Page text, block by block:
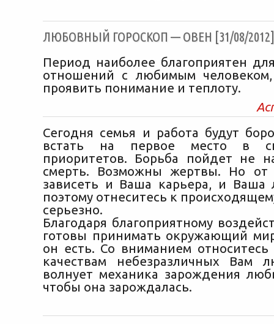
ЛЮБОВНЫЙ ГОРОСКОП — ОВЕН [31/08/2012]
Период наиболее благоприятен
отношений с любимым человеком,
проявить понимание и теплоту.
Сегодня семья и работа будут
встать на первое место в
приоритетов. Борьба пойдет не
смерть. Возможны жертвы. Но от
зависеть и Ваша карьера, и Ваша
поэтому отнеситесь к
серьезно.
Благодаря благоприятному
готовы принимать окружающий
он есть. Со вниманием
качествам небезразличных Вам
волнует механика зарождения
чтобы она зарождалась.